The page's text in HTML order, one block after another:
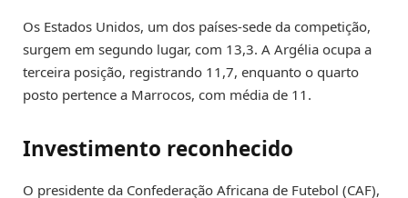
Os Estados Unidos, um dos países-sede da competição,
surgem em segundo lugar, com 13,3. A Argélia ocupa a
terceira posição, registrando 11,7, enquanto o quarto
posto pertence a Marrocos, com média de 11.
Investimento reconhecido
O presidente da Confederação Africana de Futebol (CAF),